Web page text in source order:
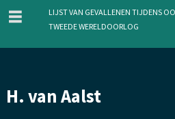
en
menu
Lijst van gevallenen tijdens
Tweede Wereldoorlog
H. van Aalst